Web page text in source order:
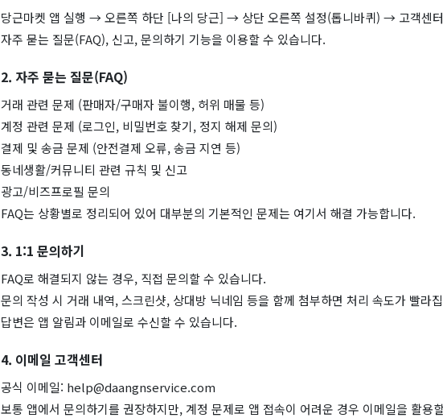
당근마켓 앱 실행 → 오른쪽 하단 [나의 당근] → 상단 오른쪽 설정(톱니바퀴) → 고객센터
자주 묻는 질문(FAQ), 신고, 문의하기 기능을 이용할 수 있습니다.
2. 자주 묻는 질문(FAQ)
거래 관련 문제 (판매자/구매자 불이행, 허위 매물 등)
계정 관련 문제 (로그인, 비밀번호 찾기, 정지 해제 문의)
결제 및 송금 문제 (안전결제 오류, 송금 지연 등)
동네생활/커뮤니티 관련 규칙 및 신고
광고/비즈프로필 문의
FAQ는 상황별로 정리되어 있어 대부분의 기본적인 문제는 여기서 해결 가능합니다.
3. 1:1 문의하기
FAQ로 해결되지 않는 경우, 직접 문의할 수 있습니다.
문의 작성 시 거래 내역, 스크린샷, 상대방 닉네임 등을 함께 첨부하면 처리 속도가 빨라
답변은 앱 알림과 이메일로 수신할 수 있습니다.
4. 이메일 고객센터
공식 이메일: help@daangnservice.com
보통 앱에서 문의하기를 권장하지만, 계정 문제로 앱 접속이 어려운 경우 이메일을 활용